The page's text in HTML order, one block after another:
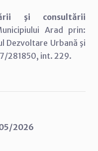
şi consultării
Arad prin:
Dezvoltare Urbană şi
281850, int. 229.
2026